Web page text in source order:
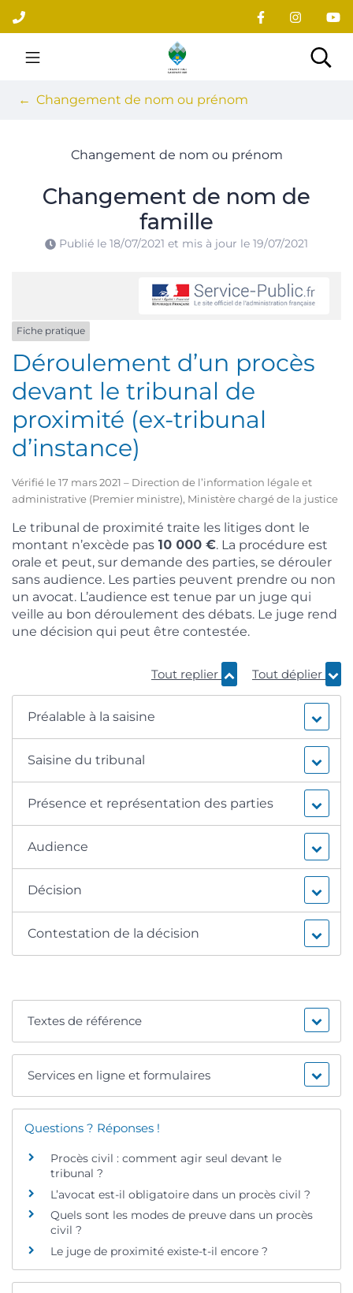
Aller
au
contenu
Site officiel du village
Changement de nom ou prénom
Changement de nom ou prénom
Changement de nom de
famille
Publié le 18/07/2021 et mis à jour le 19/07/2021
Fiche pratique
Déroulement d’un procès
devant le tribunal de
proximité (ex-tribunal
d’instance)
Vérifié le 17 mars 2021 – Direction de l’information légale et
administrative (Premier ministre), Ministère chargé de la justice
Le tribunal de proximité traite les litiges dont le
montant n’excède pas 10 000 €. La procédure est
orale et peut, sur demande des parties, se dérouler
sans audience. Les parties peuvent prendre ou non
un avocat. L’audience est tenue par un juge qui
veille au bon déroulement des débats. Le juge rend
une décision qui peut être contestée.
Tout replier Tout déplier
Préalable à la saisine
Saisine du tribunal
Présence et représentation des parties
Audience
Décision
Contestation de la décision
Textes de référence
Services en ligne et formulaires
Questions ? Réponses !
Procès civil : comment agir seul devant le
tribunal ?
L’avocat est-il obligatoire dans un procès civil ?
Quels sont les modes de preuve dans un procès
civil ?
Le juge de proximité existe-t-il encore ?